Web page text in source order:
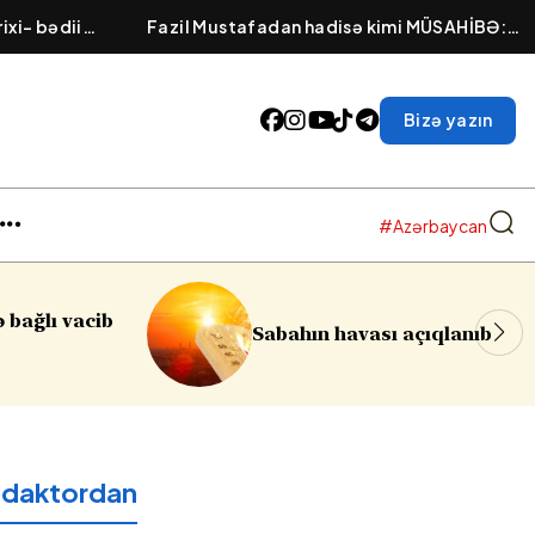
bədii
Fazil Mustafadan hadisə kimi MÜSAHİBƏ:
“Onlar səadəti Mehdinin zühurunda axtarır”
Bizə yazın
#Azərbaycan
havası açıqlanıb
Sumqayıtda
soyğunçuluq edilib